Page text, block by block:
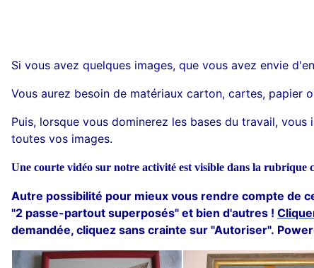
Si vous avez quelques images, que vous avez envie
Vous aurez besoin de matériaux carton, cartes, papier
Puis, lorsque vous dominerez les bases du travail,
toutes vos images.
Une courte vidéo sur notre activité est visible dans la rubrique
Autre possibilité pour mieux vous rendre compte de
"2 passe-partout superposés" et bien d'autres !
demandée, cliquez sans crainte sur "Autoriser".